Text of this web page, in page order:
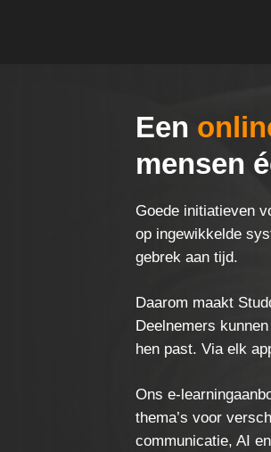
Een
mensen
Goede initiatieven
op ingewikkelde
gebrek aan tijd.
Daarom maakt
Deelnemers
hen past. Via elk
Ons e-
thema’s voor
communicatie, AI